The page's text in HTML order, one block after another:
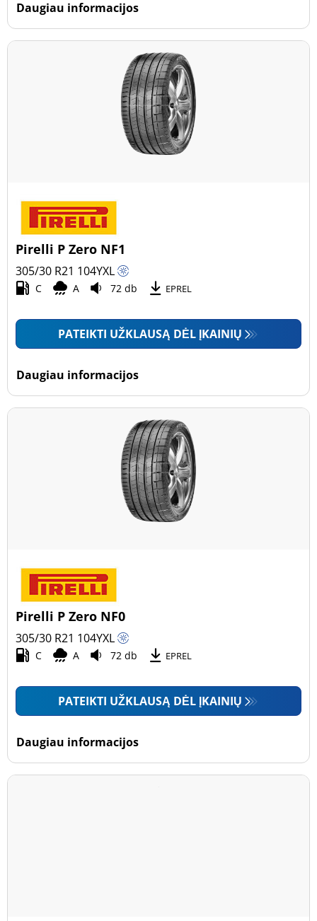
Daugiau informacijos
Pirelli P Zero NF1
305/30 R21 104YXL
C A 72 db EPREL
PATEIKTI UŽKLAUSĄ DĖL ĮKAINIŲ
Daugiau informacijos
Pirelli P Zero NF0
305/30 R21 104YXL
C A 72 db EPREL
PATEIKTI UŽKLAUSĄ DĖL ĮKAINIŲ
Daugiau informacijos